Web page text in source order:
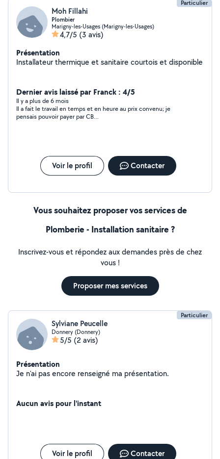
Particulier
Moh Fillahi
Plombier
Marigny-les-Usages (Marigny-les-Usages)
4,7/5 (3 avis)
Présentation
Installateur thermique et sanitaire courtois et disponible
Dernier avis laissé par Franck : 4/5
Il y a plus de 6 mois
Il a fait le travail en temps et en heure au prix convenu; je
pensais pouvoir payer par CB…
Voir le profil Contacter
Vous souhaitez proposer vos services de
Plomberie - Installation sanitaire ?
Inscrivez-vous et répondez aux demandes près de chez
vous !
Proposer mes services
Particulier
Sylviane Peucelle
Donnery (Donnery)
5/5 (2 avis)
Présentation
Je n'ai pas encore renseigné ma présentation.
Aucun avis pour l'instant
Voir le profil Contacter